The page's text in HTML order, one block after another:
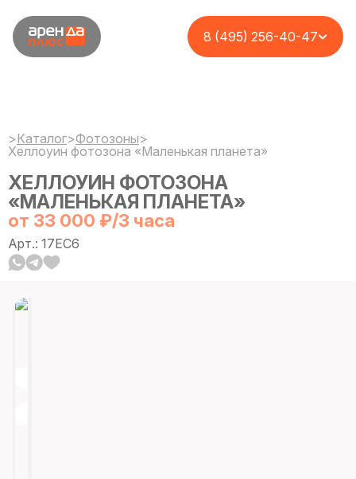
8 (495) 256-40-47
>Каталог>Фотозоны>
Хеллоуин фотозона «Маленькая планета»
ХЕЛЛОУИН ФОТОЗОНА
«МАЛЕНЬКАЯ ПЛАНЕТА»
от 33 000 ₽/3 часа
Арт.: 17EC6